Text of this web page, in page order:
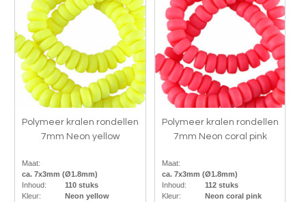
Polymeer kralen rondellen
7mm Neon yellow
Maat:
ca. 7x3mm (Ø1.8mm)
Inhoud:
110 stuks
Kleur:
Neon yellow
Polymeer kralen rondellen
7mm Neon coral pink
Maat:
ca. 7x3mm (Ø1.8mm)
Inhoud:
112 stuks
Kleur:
Neon coral pink